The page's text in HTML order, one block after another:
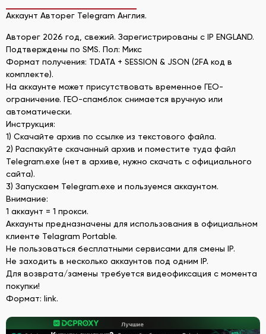
Аккаунт Авторег Telegram Англия.
Авторег 2026 год, свежий. Зарегистрированы с IP ENGLAND.
Подтверждены по SMS. Пол: Микс
Формат получения: TDATA + SESSION & JSON (2FA код в
комплекте).
На аккаунте может присутствовать временное ГЕО-
ограничение. ГЕО-спамблок снимается вручную или
автоматически.
Инструкция:
1) Скачайте архив по ссылке из текстового файла.
2) Распакуйте скачанный архив и поместите туда файл
Telegram.exe (нет в архиве, нужно скачать с официального
сайта).
3) Запускаем Telegram.exe и пользуемся аккаунтом.
Внимание:
1 аккаунт = 1 прокси.
Аккаунты предназначены для использования в официальном
клиенте Telagram Portable.
Не пользоваться бесплатными сервисами для смены IP.
Не заходить в несколько аккаунтов под одним IP.
Для возврата/замены требуется видеофиксация с момента
покупки!
Формат: link.